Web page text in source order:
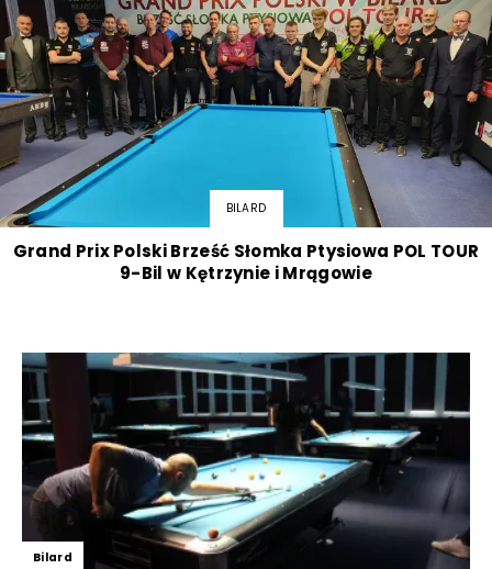
BILARD
Grand Prix Polski Brześć Słomka Ptysiowa POL TOUR
9-Bil w Kętrzynie i Mrągowie
Bilard